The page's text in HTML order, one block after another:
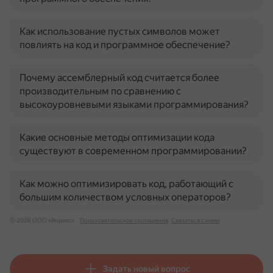
Как использование пустых символов может
повлиять на код и программное обеспечение?
Почему ассемблерный код считается более
производительным по сравнению с
высокоуровневыми языками программирования?
Какие основные методы оптимизации кода
существуют в современном программировании?
Как можно оптимизировать код, работающий с
большим количеством условных операторов?
© 2026 ООО «Яндекс» Пользовательское соглашение Связаться с нами
Задать новый вопрос